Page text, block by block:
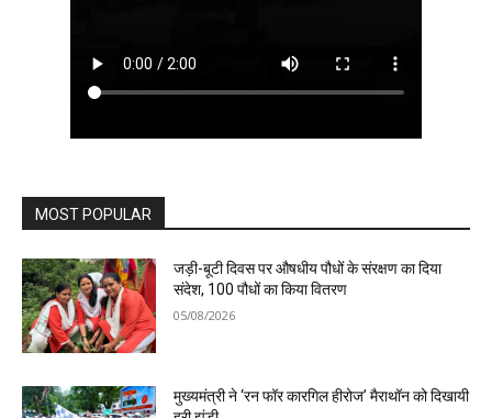
MOST POPULAR
जड़ी-बूटी दिवस पर औषधीय पौधों के संरक्षण का दिया
संदेश, 100 पौधों का किया वितरण
05/08/2026
मुख्यमंत्री ने ‘रन फॉर कारगिल हीरोज’ मैराथॉन को दिखायी